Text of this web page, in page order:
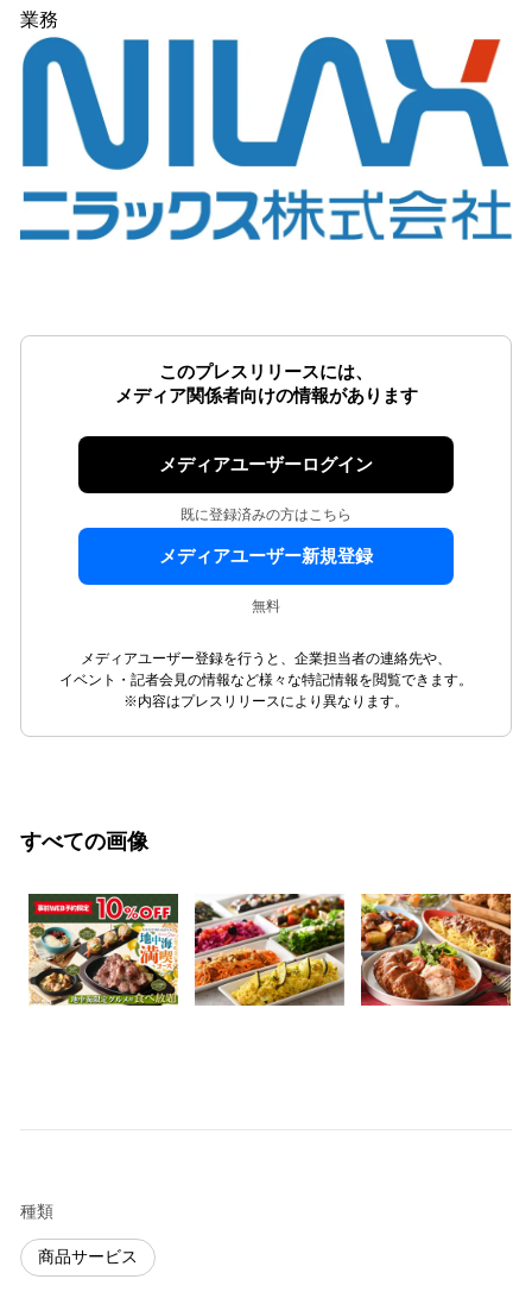
業務
このプレスリリースには、
メディア関係者向けの情報があります
メディアユーザーログイン
既に登録済みの方はこちら
メディアユーザー新規登録
無料
メディアユーザー登録を行うと、企業担当者の連絡先や、
イベント・記者会見の情報など様々な特記情報を閲覧できます。
※内容はプレスリリースにより異なります。
すべての画像
種類
商品サービス